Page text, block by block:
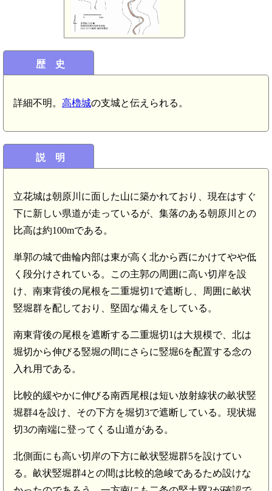
歴 史
詳細不明。 高櫓城の支城と伝えられる。
説 明
立花城は朝原川に面した山に築かれており、現在はすぐ
下に新しい県道が走っているが、集落のある朝原川との
比高は約100mである。
単郭の城で曲輪内部は東が高く北から西にかけてやや低
く段分けされている。この主郭の周囲に高い切岸を設
け、南東背後の尾根を二重堀切1で遮断し、周囲に畝状
竪堀群を配しており、堅固な備えをしている。
南東背後の尾根を遮断する二重堀切1は大規模で、北は
堀切から伸びる竪堀の間にさらに竪堀6を配置する念の
入れ用である。
比較的緩やかに伸びる南西尾根は短い放射線状の畝状竪
堀群4を設け、その下方を堀切3で遮断している。現状堀
切3の南端に登ってくる山道がある。
北側面にも高い切岸の下方に畝状竪堀群5を設けてい
る。畝状竪堀群4との間は比較的急峻であるため設けな